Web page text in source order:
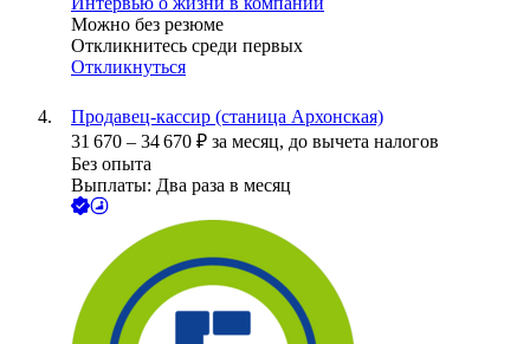
Можно без резюме
Откликнитесь среди первых
Откликнуться
Продавец-кассир (станица Архонская)
31 670 – 34 670 ₽ за месяц, до вычета налогов
Без опыта
Выплаты: Два раза в месяц